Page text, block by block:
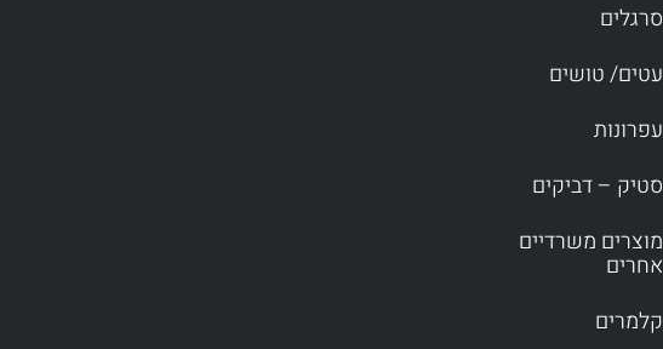
סרגלים
עטים/ טושים
עפרונות
סטיק – דביקים
מוצרים משרדיים
אחרים
קלמרים